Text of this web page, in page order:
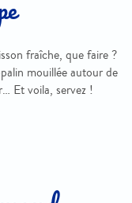
fraîche, que faire ?
mouillée autour de
Et voila, servez !